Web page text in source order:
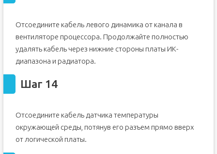
Отсоедините кабель левого динамика от канала в
вентиляторе процессора. Продолжайте полностью
удалять кабель через нижние стороны платы ИК-
диапазона и радиатора.
Шаг 14
Отсоедините кабель датчика температуры
окружающей среды, потянув его разъем прямо вверх
от логической платы.